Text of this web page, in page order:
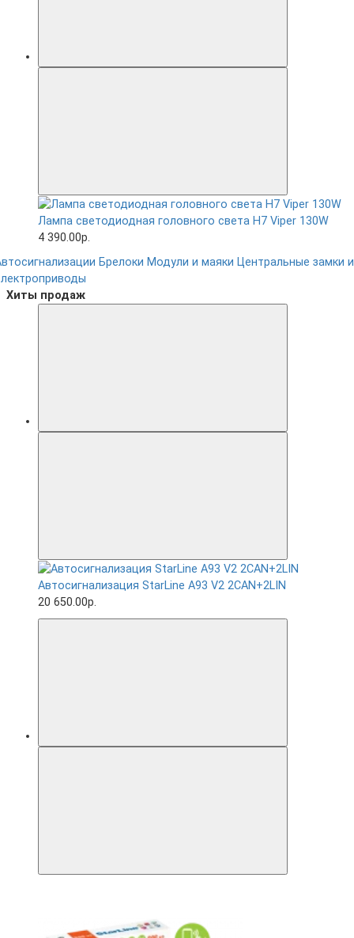
Лампа светодиодная головного света H7 Viper 130W
4 390.00р.
Брелоки Модули и маяки Центральные замки и
Хиты продаж
Автосигнализация StarLine A93 V2 2CAN+2LIN
20 650.00р.